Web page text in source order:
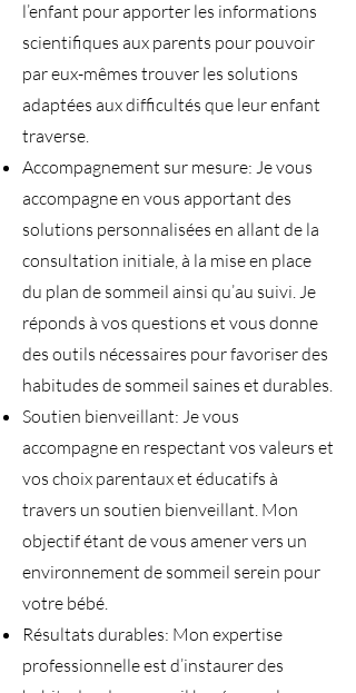
l’enfant pour apporter les informations
scientifiques aux parents pour pouvoir
par eux-mêmes trouver les solutions
adaptées aux difficultés que leur enfant
traverse.
Accompagnement sur mesure: Je vous
accompagne en vous apportant des
solutions personnalisées en allant de la
consultation initiale, à la mise en place
du plan de sommeil ainsi qu’au suivi. Je
réponds à vos questions et vous donne
des outils nécessaires pour favoriser des
habitudes de sommeil saines et durables.
Soutien bienveillant: Je vous
accompagne en respectant vos valeurs et
vos choix parentaux et éducatifs à
travers un soutien bienveillant. Mon
objectif étant de vous amener vers un
environnement de sommeil serein pour
votre bébé.
Résultats durables: Mon expertise
professionnelle est d’instaurer des